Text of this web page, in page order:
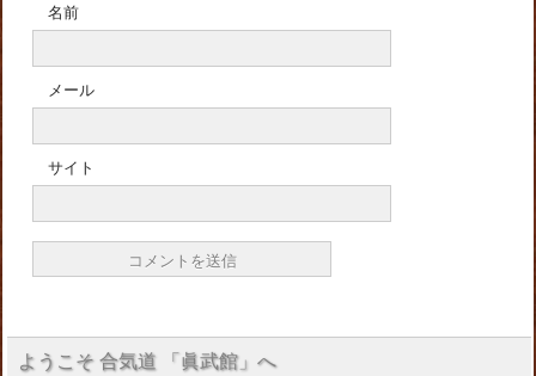
名前
メール
サイト
ようこそ 合気道 「眞武館」へ